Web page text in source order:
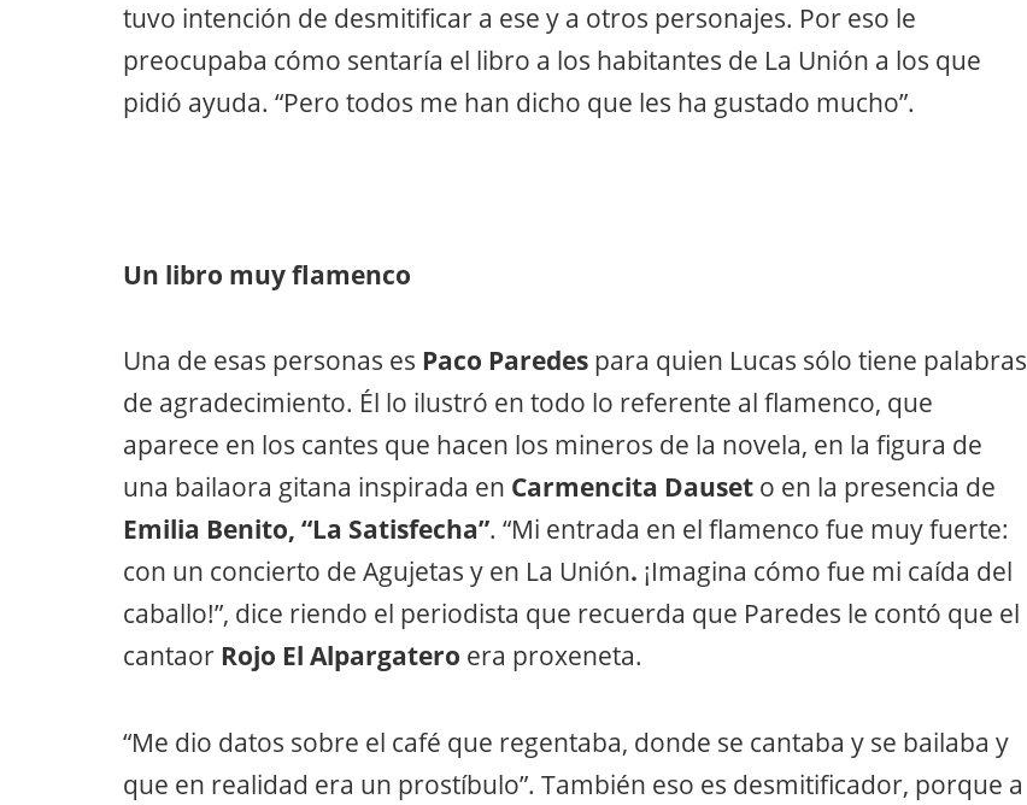
tuvo intención de desmitificar a ese y a otros personajes. Por eso le
preocupaba cómo sentaría el libro a los habitantes de La Unión a los que
pidió ayuda. “Pero todos me han dicho que les ha gustado mucho”.
Un libro muy flamenco
Una de esas personas es Paco Paredes para quien Lucas sólo tiene palabras
de agradecimiento. Él lo ilustró en todo lo referente al flamenco, que
aparece en los cantes que hacen los mineros de la novela, en la figura de
una bailaora gitana inspirada en Carmencita Dauset o en la presencia de
Emilia Benito, “La Satisfecha”. “Mi entrada en el flamenco fue muy fuerte:
con un concierto de Agujetas y en La Unión. ¡Imagina cómo fue mi caída del
caballo!”, dice riendo el periodista que recuerda que Paredes le contó que el
cantaor Rojo El Alpargatero era proxeneta.
“Me dio datos sobre el café que regentaba, donde se cantaba y se bailaba y
que en realidad era un prostíbulo”. También eso es desmitificador, porque a